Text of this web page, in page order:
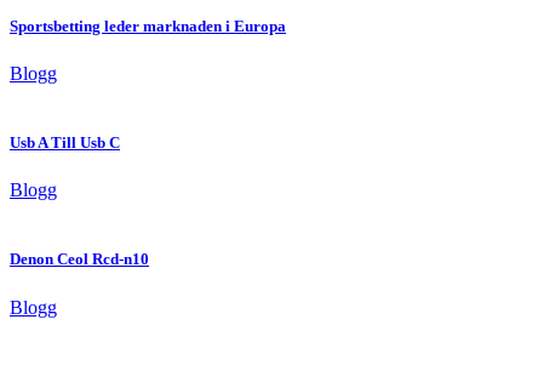
Sportsbetting leder marknaden i Europa
Blogg
Usb A Till Usb C
Blogg
Denon Ceol Rcd-n10
Blogg